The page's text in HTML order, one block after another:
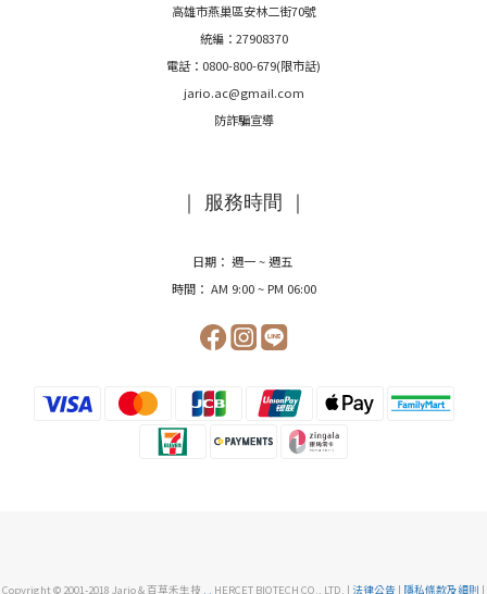
高雄市燕巢區安林二街70號
統編：27908370
電話：0800-800-679(限市話)
jario.ac@gmail.com
防詐騙宣導
｜ 服務時間 ｜
日期： 週一 ~ 週五
時間： AM 9:00 ~ PM 06:00
Copyright © 2001-2018 Jario & 百草禾生技 . . HERCET BIOTECH CO., LTD. | 法律公告 | 隱私條款及細則 |